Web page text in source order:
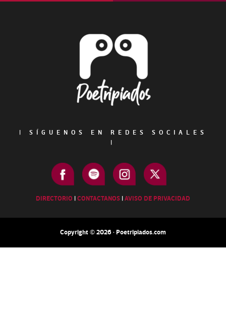
|
SÍGUENOS EN REDES SOCIALES
|
DIRECTORIO |CONTACTANOS |AVISO DE PRIVACIDAD
Copyright © 2026 · Poetripiados.com